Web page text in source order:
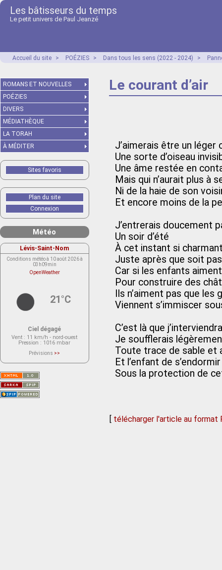
Les bâtisseurs du temps
Le petit univers de Paul Jeanzé
Accueil du site > POÉZIES > Dans tous les sens (2022 - 2024) >
Le courant d’air
J’aimerais être un léger
Une sorte d’oiseau
Une âme restée en
Mais qui n’aurait plus à
Ni de la haie de son
Et encore moins de la
J’entrerais doucement
Un soir d’été
À cet instant si
Juste après que soit
Car si les enfants
Pour construire des
Ils n’aiment pas que les
Viennent s’immiscer
C’est là que
Je soufflerais
Toute trace de sable et
Et l’enfant de
Sous la protection de
[ télécharger l'article au format
ROMANS ET NOUVELLES
POÉZIES
DIVERS
MÉDIATHÈQUE
LA TORAH
À MÉDITER
Sites favoris
Plan du site
Connexion
Météo
Lévis-Saint-Nom
Conditions météo à 10 août 2026 à
03h09min
OpenWeather
21°C
Ciel dégagé
Vent : 11 km/h - nord-ouest
Pression : 1016 mbar
Prévisions >>
actuellement aucune prévision
Saint-Nom.
Veuillez consulter le message du
service ci-dessous.
(401 - Invalid API key. Please see
https://openweathermap.org/faq#error401